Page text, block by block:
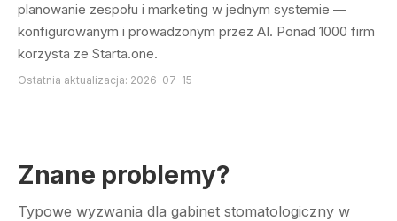
planowanie zespołu i marketing w jednym systemie —
konfigurowanym i prowadzonym przez AI. Ponad 1000 firm
korzysta ze Starta.one.
Ostatnia aktualizacja: 2026-07-15
Znane problemy?
Typowe wyzwania dla gabinet stomatologiczny w